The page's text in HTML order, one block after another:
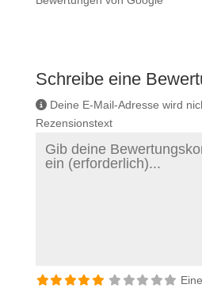
Schreibe eine
Deine E-Mail-Adresse wird
Rezensionstext